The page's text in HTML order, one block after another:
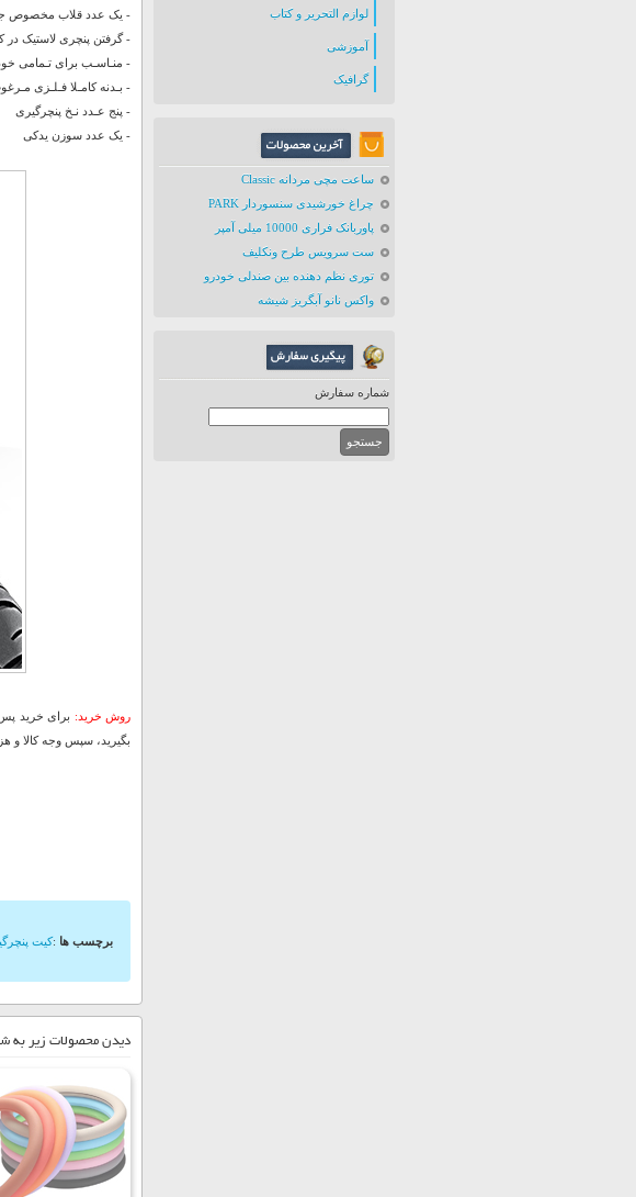
لوازم التحریر و کتاب
آموزشی
گرافیک
ساعت مچی مردانه Classic
چراغ خورشیدی سنسوردار PARK
پاوربانک فراری 10000 میلی آمپر
ست سرویس طرح ونکلیف
توری نظم دهنده بین صندلی خودرو
واکس نانو آبگریز شیشه
شماره سفارش
- یک عدد قلاب مخصوص
- گرفتن پنچری لاستیک در
- منـاسـب برای تـمامی
- بـدنه کامـلا فـلـزی
- پنج عـدد نـخ پنچرگیری
- یک عدد سوزن یدکی
روش خرید: برای خرید
بگیرید، سپس وجه کالا و
برچسب ها :کیت
دیدن محصولات زیر به